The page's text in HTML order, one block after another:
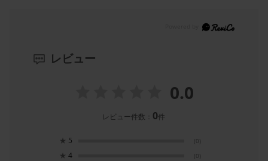
レビュー
0.0
レビュー件数： 0件
★ 5 (0)
★ 4 (0)